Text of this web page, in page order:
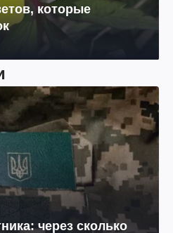
которые
через сколько